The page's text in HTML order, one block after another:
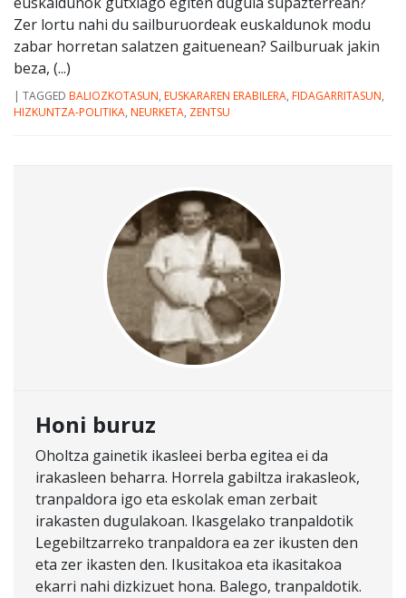
Zer lortu nahi du sailburuordeak euskaldunok modu
zabar horretan salatzen gaituenean? Sailburuak jakin
beza, (...)
| TAGGED BALIOZKOTASUN, EUSKARAREN ERABILERA, FIDAGARRITASUN,
HIZKUNTZA-POLITIKA, NEURKETA, ZENTSU
Honi buruz
Oholtza gainetik ikasleei berba egitea ei da
irakasleen beharra. Horrela gabiltza irakasleok,
tranpaldora igo eta eskolak eman zerbait
irakasten dugulakoan. Ikasgelako tranpaldotik
Legebiltzarreko tranpaldora ea zer ikusten den
eta zer ikasten den. Ikusitakoa eta ikasitakoa
ekarri nahi dizkizuet hona. Balego, tranpaldotik.